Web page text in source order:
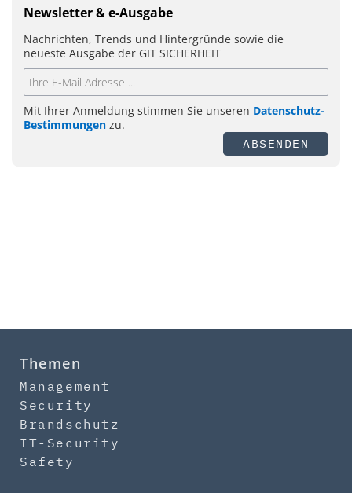
Newsletter & e-Ausgabe
Nachrichten, Trends und Hintergründe sowie die
neueste Ausgabe der GIT SICHERHEIT
Mit Ihrer Anmeldung stimmen Sie unseren Datenschutz-
Bestimmungen zu.
ABSENDEN
Themen
Management
Security
Brandschutz
IT-Security
Safety